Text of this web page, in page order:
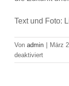
Text und Foto:
Von admin | März
deaktiviertfür
„Survival